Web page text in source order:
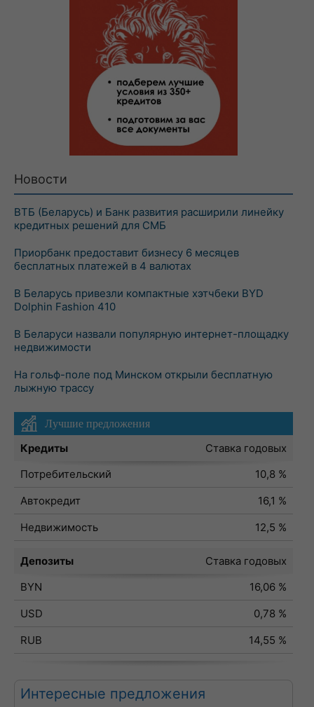
Новости
ВТБ (Беларусь) и Банк развития расширили линейку
кредитных решений для СМБ
Приорбанк предоставит бизнесу 6 месяцев
бесплатных платежей в 4 валютах
В Беларусь привезли компактные хэтчбеки BYD
Dolphin Fashion 410
В Беларуси назвали популярную интернет-площадку
недвижимости
На гольф-поле под Минском открыли бесплатную
лыжную трассу
Лучшие предложения
Кредиты
Ставка годовых
Потребительский
10,8 %
Автокредит
16,1 %
Недвижимость
12,5 %
Депозиты
Ставка годовых
BYN
16,06 %
USD
0,78 %
RUB
14,55 %
Интересные предложения